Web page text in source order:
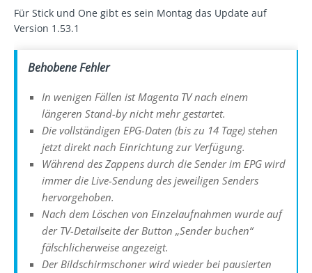
Für Stick und One gibt es sein Montag das Update auf
Version 1.53.1
Behobene Fehler
In wenigen Fällen ist Magenta TV nach einem
längeren Stand-by nicht mehr gestartet.
Die vollständigen EPG-Daten (bis zu 14 Tage) stehen
jetzt direkt nach Einrichtung zur Verfügung.
Während des Zappens durch die Sender im EPG wird
immer die Live-Sendung des jeweiligen Senders
hervorgehoben.
Nach dem Löschen von Einzelaufnahmen wurde auf
der TV-Detailseite der Button „Sender buchen“
fälschlicherweise angezeigt.
Der Bildschirmschoner wird wieder bei pausierten